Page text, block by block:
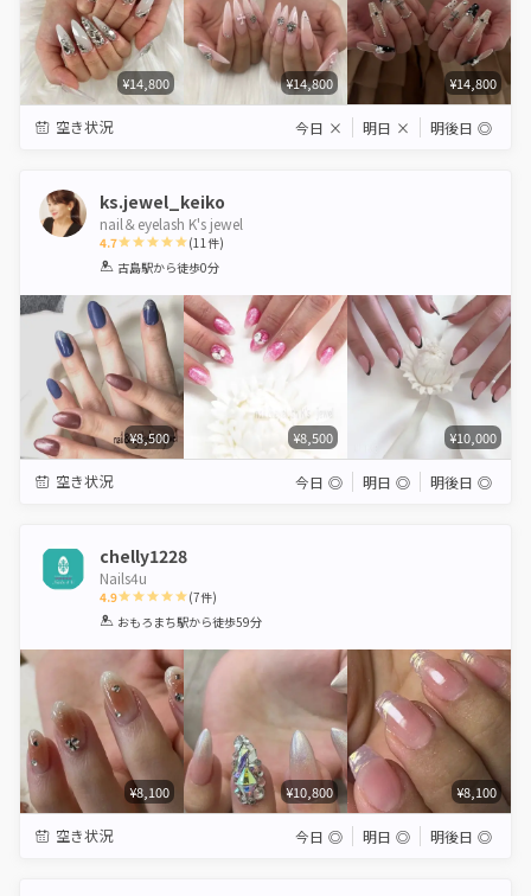
¥14,800 ¥14,800 ¥14,800
空き状況 今日 × 明日 × 明後日 ◎
ks.jewel_keiko
nail＆eyelash K's jewel
4.7
1 2 3 4 5
(11件)
古島駅から徒歩0分
¥8,500 ¥8,500 ¥10,000
空き状況 今日 ◎ 明日 ◎ 明後日 ◎
chelly1228
Nails4u
4.9
1 2 3 4 5
(7件)
おもろまち駅から徒歩59分
¥8,100 ¥10,800 ¥8,100
空き状況 今日 ◎ 明日 ◎ 明後日 ◎